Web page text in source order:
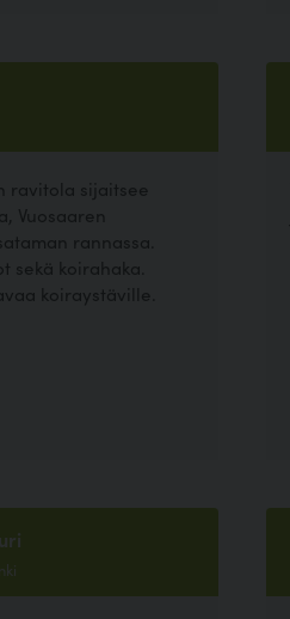
ravitola sijaitsee
Vuosaaren
rannassa.
sekä koirahaka.
koiraystäville.